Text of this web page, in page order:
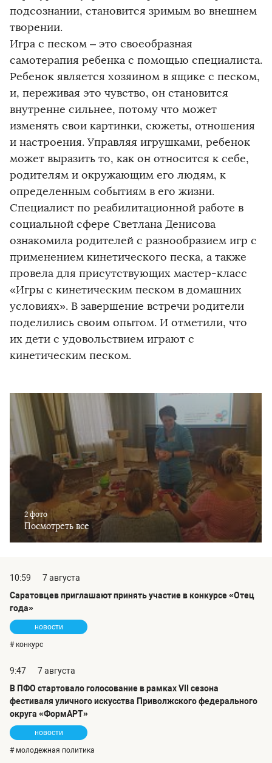
подсознании, становится зримым во внешнем
творении.
Игра с песком – это своеобразная
самотерапия ребенка с помощью специалиста.
Ребенок является хозяином в ящике с песком,
и, переживая это чувство, он становится
внутренне сильнее, потому что может
изменять свои картинки, сюжеты, отношения
и настроения. Управляя игрушками, ребенок
может выразить то, как он относится к себе,
родителям и окружающим его людям, к
определенным событиям в его жизни.
Специалист по реабилитационной работе в
социальной сфере Светлана Денисова
ознакомила родителей с разнообразием игр с
применением кинетического песка, а также
провела для присутствующих мастер-класс
«Игры с кинетическим песком в домашних
условиях». В завершение встречи родители
поделились своим опытом. И отметили, что
их дети с удовольствием играют с
кинетическим песком.
2 фото
Посмотреть все
10:59
7 августа
Саратовцев приглашают принять участие в конкурсе «Отец
года»
новости
# конкурс
9:47
7 августа
В ПФО стартовало голосование в рамках VII сезона
фестиваля уличного искусства Приволжского федерального
округа «ФормАРТ»
новости
# молодежная политика